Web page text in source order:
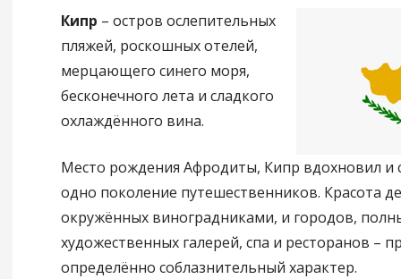
Кипр – остров ослепительных
пляжей, роскошных отелей,
мерцающего синего моря,
бесконечного лета и сладкого
охлаждённого вина.
Место рождения Афродиты, Кипр вдохновил и
одно поколение путешественников. Красота
окружённых виноградниками, и городов,
художественных галерей, спа и ресторанов –
определённо соблазнительный характер.